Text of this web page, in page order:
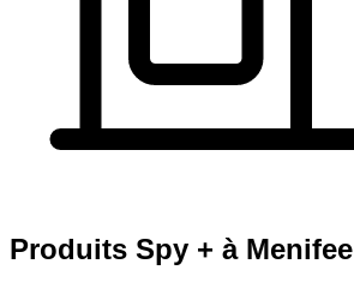
Produits Spy + à Menifee